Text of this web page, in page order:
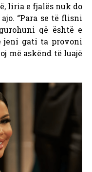
liria e fjalës nuk do
“Para se të flisni
që është e
jeni gati ta provoni
më askënd të luajë